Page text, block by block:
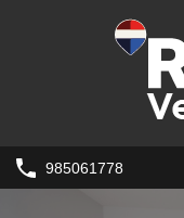
985061778